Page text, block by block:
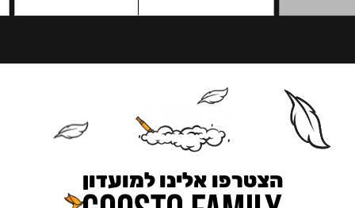
הצטרפו אלינו למועדון